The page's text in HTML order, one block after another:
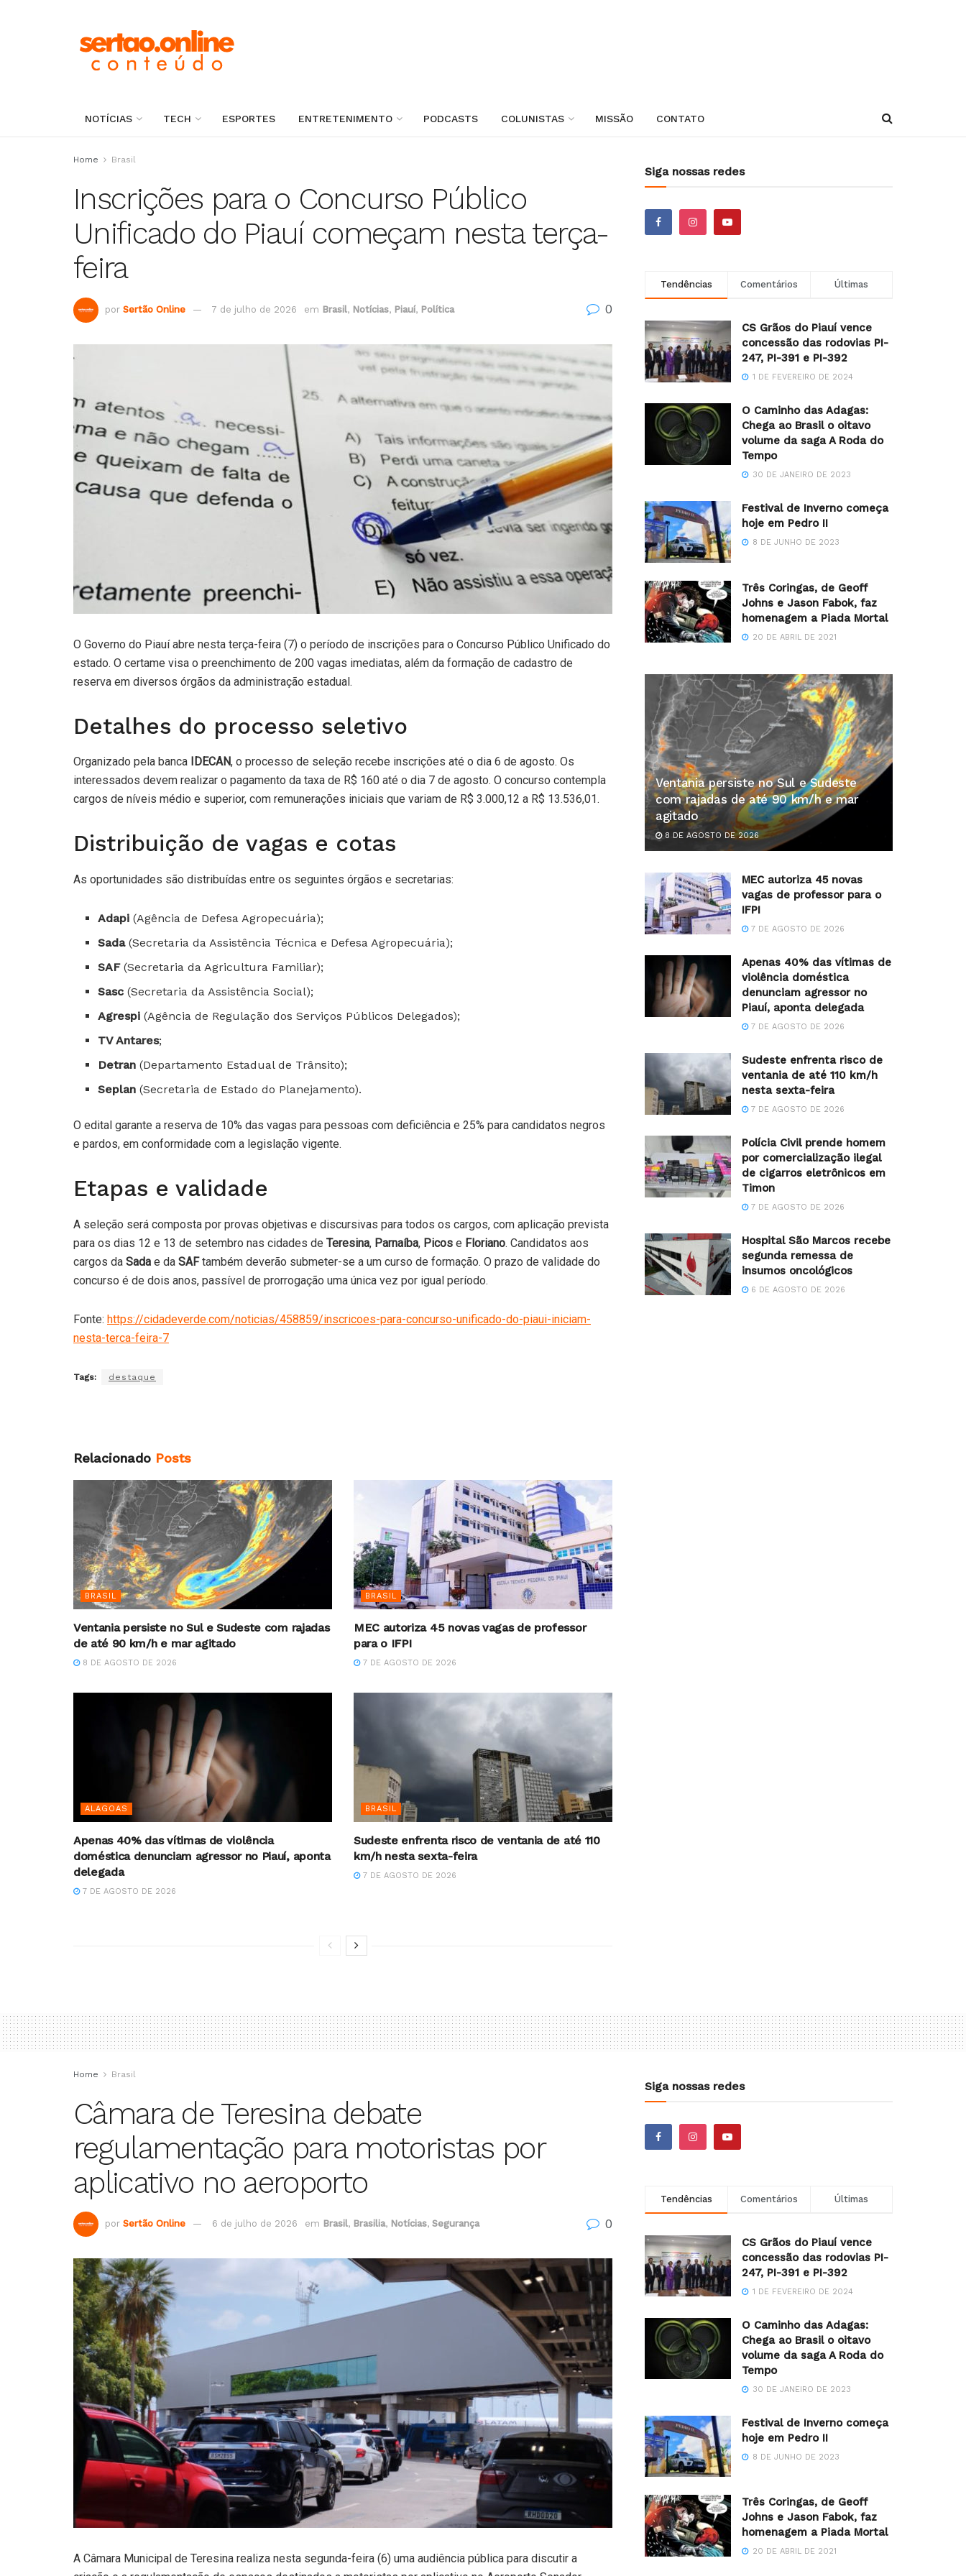
NOTÍCIAS TECH ESPORTES ENTRETENIMENTO PODCASTS COLUNISTAS MISSÃO CONTATO
Home Brasil
Inscrições para o Concurso Público
Unificado do Piauí começam nesta terça-
feira
por Sertão Online 7 de julho de 2026 em Brasil, Notícias, Piauí, Política 0
O Governo do Piauí abre nesta terça-feira (7) o período de inscrições para o Concurso Público Unificado do
estado. O certame visa o preenchimento de 200 vagas imediatas, além da formação de cadastro de
reserva em diversos órgãos da administração estadual.
Detalhes do processo seletivo
Organizado pela banca IDECAN, o processo de seleção recebe inscrições até o dia 6 de agosto. Os
interessados devem realizar o pagamento da taxa de R$ 160 até o dia 7 de agosto. O concurso contempla
cargos de níveis médio e superior, com remunerações iniciais que variam de R$ 3.000,12 a R$ 13.536,01.
Distribuição de vagas e cotas
As oportunidades são distribuídas entre os seguintes órgãos e secretarias:
Adapi (Agência de Defesa Agropecuária);
Sada(Secretaria da Assistência Técnica e Defesa Agropecuária);
SAF(Secretaria da Agricultura Familiar);
Sasc (Secretaria da Assistência Social);
Agrespi (Agência de Regulação dos Serviços Públicos Delegados);
TV Antares;
Detran (Departamento Estadual de Trânsito);
Seplan (Secretaria de Estado do Planejamento).
O edital garante a reserva de 10% das vagas para pessoas com deficiência e 25% para candidatos negros
e pardos, em conformidade com a legislação vigente.
Etapas e validade
A seleção será composta por provas objetivas e discursivas para todos os cargos, com aplicação prevista
para os dias 12 e 13 de setembro nas cidades de Teresina, Parnaíba, Picos e Floriano. Candidatos aos
cargos da Sada e da SAFtambém deverão submeter-se a um curso de formação. O prazo de validade do
concurso é de dois anos, passível de prorrogação uma única vez por igual período.
Fonte: https://cidadeverde.com/noticias/458859/inscricoes-para-concurso-unificado-do-piaui-iniciam-
nesta-terca-feira-7
Tags: destaque
Relacionado Posts
BRASIL
Ventania persiste no Sul e Sudeste com rajadas
de até 90 km/h e mar agitado
8 DE AGOSTO DE 2026
BRASIL
MEC autoriza 45 novas vagas de professor
para o IFPI
7 DE AGOSTO DE 2026
ALAGOAS
Apenas 40% das vítimas de violência
doméstica denunciam agressor no Piauí, aponta
delegada
7 DE AGOSTO DE 2026
BRASIL
Sudeste enfrenta risco de ventania de até 110
km/h nesta sexta-feira
7 DE AGOSTO DE 2026
Siga nossas redes
Tendências Comentários Últimas
CS Grãos do Piauí vence
concessão das rodovias PI-
247, PI-391 e PI-392
1 DE FEVEREIRO DE 2024
O Caminho das Adagas:
Chega ao Brasil o oitavo
volume da saga A Roda do
Tempo
30 DE JANEIRO DE 2023
Festival de Inverno começa
hoje em Pedro II
8 DE JUNHO DE 2023
Três Coringas, de Geoff
Johns e Jason Fabok, faz
homenagem a Piada Mortal
20 DE ABRIL DE 2021
Ventania persiste no Sul e Sudeste
com rajadas de até 90 km/h e mar
agitado
8 DE AGOSTO DE 2026
MEC autoriza 45 novas
vagas de professor para o
IFPI
7 DE AGOSTO DE 2026
Apenas 40% das vítimas de
violência doméstica
denunciam agressor no
Piauí, aponta delegada
7 DE AGOSTO DE 2026
Sudeste enfrenta risco de
ventania de até 110 km/h
nesta sexta-feira
7 DE AGOSTO DE 2026
Polícia Civil prende homem
por comercialização ilegal
de cigarros eletrônicos em
Timon
7 DE AGOSTO DE 2026
Hospital São Marcos recebe
segunda remessa de
insumos oncológicos
6 DE AGOSTO DE 2026
Home Brasil
Câmara de Teresina debate
regulamentação para motoristas por
aplicativo no aeroporto
por Sertão Online 6 de julho de 2026 em Brasil, Brasilia, Notícias, Segurança 0
A Câmara Municipal de Teresina realiza nesta segunda-feira (6) uma audiência pública para discutir a
Siga nossas redes
Tendências Comentários Últimas
CS Grãos do Piauí vence
concessão das rodovias PI-
247, PI-391 e PI-392
1 DE FEVEREIRO DE 2024
O Caminho das Adagas:
Chega ao Brasil o oitavo
volume da saga A Roda do
Tempo
30 DE JANEIRO DE 2023
Festival de Inverno começa
hoje em Pedro II
8 DE JUNHO DE 2023
Três Coringas, de Geoff
Johns e Jason Fabok, faz
homenagem a Piada Mortal
20 DE ABRIL DE 2021